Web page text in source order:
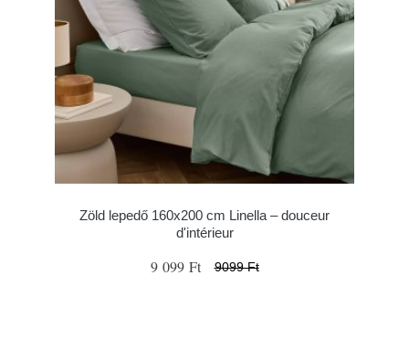
Zöld lepedő 160x200 cm Linella – douceur
d'intérieur
9 099 Ft 9099 Ft